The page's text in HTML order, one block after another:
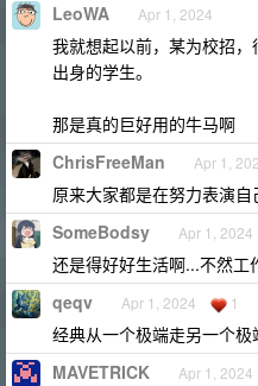
LeoWA Apr 1, 2024
我就想起以前，某为校招
出身的学生。
那是真的巨好用的牛马啊
ChrisFreeMan Apr 1,
原来大家都是在努力表演
SomeBodsy Apr 1, 2024
还是得好好生活啊...不然工
qeqv Apr 1, 2024 1
经典从一个极端走另一个极
MAVETRICK Apr 1, 2024